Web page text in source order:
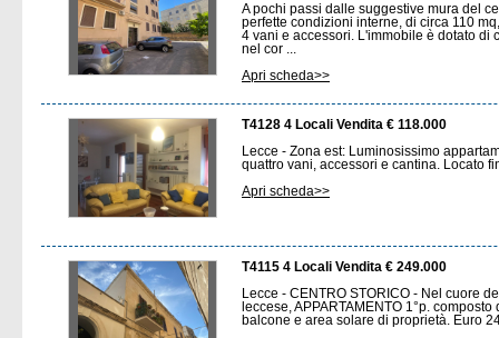
A pochi passi dalle suggestive mura del
perfette condizioni interne, di circa 110
4 vani e accessori. L'immobile è dotato di
nel cor ...
Apri scheda>>
T4128 4 Locali Vendita € 118.000
Lecce - Zona est: Luminosissimo
quattro vani, accessori e cantina. Locato
Apri scheda>>
T4115 4 Locali Vendita € 249.000
Lecce - CENTRO STORICO - Nel cuore
leccese, APPARTAMENTO 1°p.
balcone e area solare di proprietà. Euro